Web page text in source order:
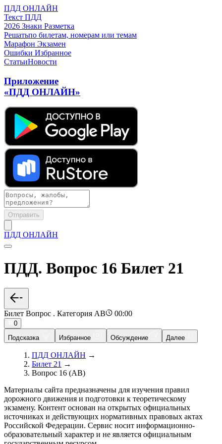
ПДД ОНЛАЙН
Текст ПДД
2026 Знаки Разметка
Решатьпо билетам, номерам или темам
Марафон Экзамен
Ошибки Избранное
СтатьиНовости
Приложение
«ПДД ОНЛАЙН»
Отправить
ПДД ОНЛАЙН
ПДД. Вопрос 16 Билет 21
Билет Вопрос . Категория AB 00:00
0
Подсказка
Избранное Обсуждение Далее
ПДД ОНЛАЙН →
Билет 21 →
Вопрос 16 (AB)
Материалы сайта предназначены для изучения правил
дорожного движения и подготовки к теоретическому
экзамену. Контент основан на открытых официальных
источниках и действующих нормативных правовых актах
Российской Федерации. Сервис носит информационно-
образовательный характер и не является официальным